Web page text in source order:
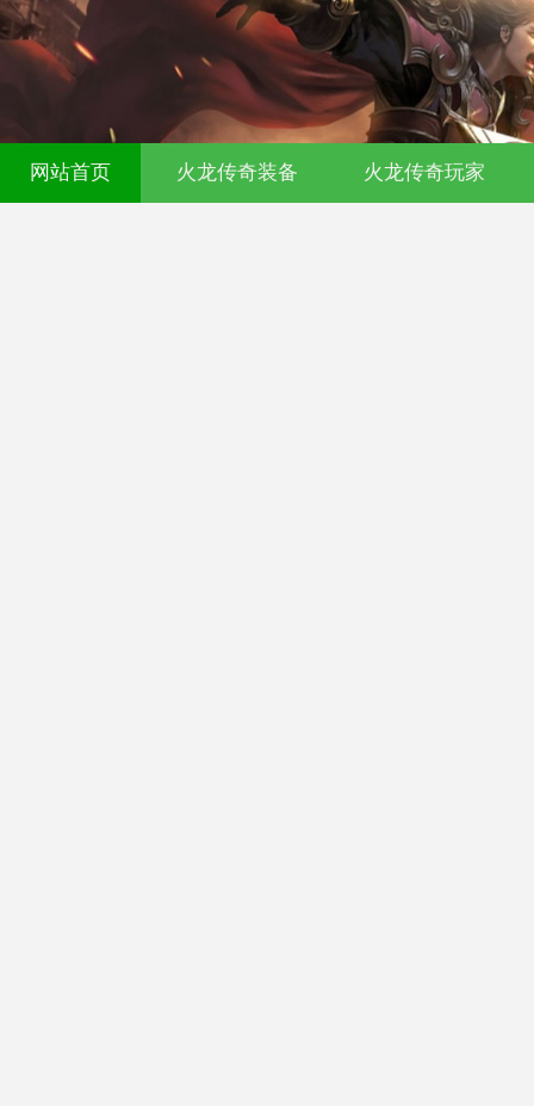
网站首页 火龙传奇装备 火龙传奇玩家